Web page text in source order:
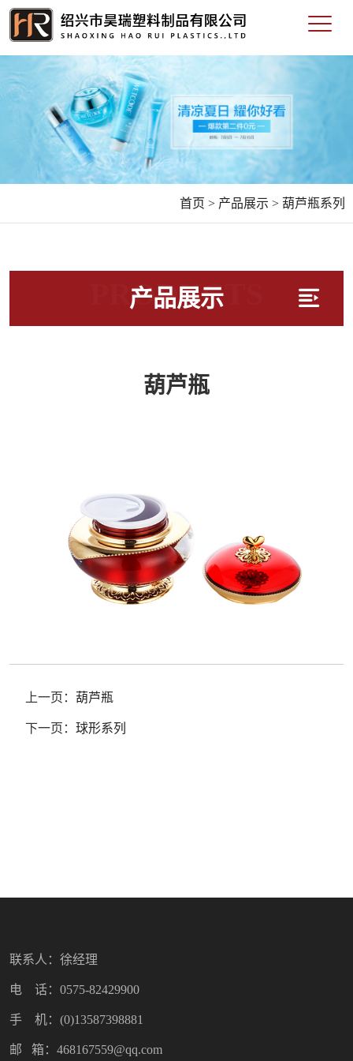
首页 > 产品展示 > 葫芦瓶系列
产品展示
PRODUCTS
葫芦瓶
上一页： 葫芦瓶
下一页： 球形系列
联系人：徐经理
电 话：0575-82429900
手 机：(0)13587398881
邮 箱：468167559@qq.com